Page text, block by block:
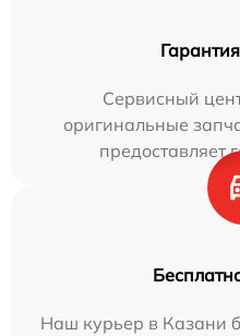
Сервисный
оригинальные
предоставляет
Наш курьер в Казани